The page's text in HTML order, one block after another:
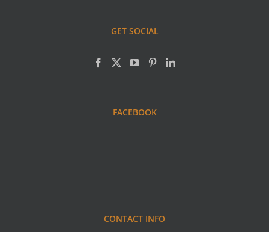
GET SOCIAL
FACEBOOK
CONTACT INFO